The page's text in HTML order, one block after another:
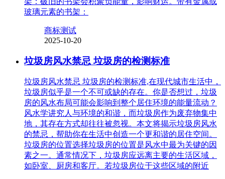
玻璃元素的书架：
商标测试
2025-10-20
垃圾房风水禁忌 垃圾房的检测标准
垃圾房风水禁忌 垃圾房的检测标准,在现代城市生活中，
垃圾房似乎是一个不可或缺的存在。你是否想过，垃圾
房的风水布局可能会影响到整个居住环境的能量流动？
风水学讲究人与环境的和谐，而垃圾房作为废弃物集中
地，其存在方式却往往被忽视。本文将揭示垃圾房风水
的禁忌，帮助你在生活中创造一个更和谐的居住空间。
垃圾房的位置选择垃圾房的位置是风水中最为关键的因
素之一。通常情况下，垃圾房应远离主要的生活区域，
如卧室、厨房和客厅。若垃圾房位于这些区域的附近